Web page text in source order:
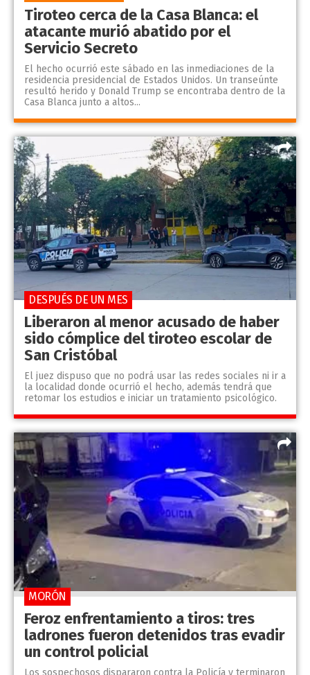
Tiroteo cerca de la Casa Blanca: el
atacante murió abatido por el
Servicio Secreto
El hecho ocurrió este sábado en las inmediaciones de la
residencia presidencial de Estados Unidos. Un transeúnte
resultó herido y Donald Trump se encontraba dentro de la
Casa Blanca junto a altos...
Liberaron al menor acusado de haber
sido cómplice del tiroteo escolar de
San Cristóbal
El juez dispuso que no podrá usar las redes sociales ni ir a
la localidad donde ocurrió el hecho, además tendrá que
retomar los estudios e iniciar un tratamiento psicológico.
DESPUÉS DE UN MES
Feroz enfrentamiento a tiros: tres
ladrones fueron detenidos tras evadir
un control policial
Los sospechosos dispararon contra la Policía y terminaron
MORÓN